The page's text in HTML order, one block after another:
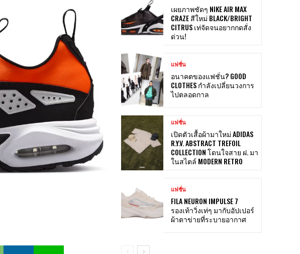
เผยภาพชัดๆ NIKE AIR MAX
CRAZE สีใหม่ BLACK/BRIGHT
CITRUS เท่จัดจนอยากกดสั่ง
ด่วน!
แฟชั่น
อนาคตของแฟชั่น? GOOD
CLOTHES กำลังเปลี่ยนวงการ
ไปตลอดกาล
แฟชั่น
เปิดตัวเสื้อผ้ามาใหม่ ADIDAS
R.Y.V. ABSTRACT TREFOIL
COLLECTION โดนใจสาย ฝ. มา
ในสไตล์ MODERN RETRO
แฟชั่น
FILA NEURON IMPULSE 7
รองเท้าวิ่งเท่ๆ มากับอัปเปอร์
ผ้าตาข่ายที่ระบายอากาศ